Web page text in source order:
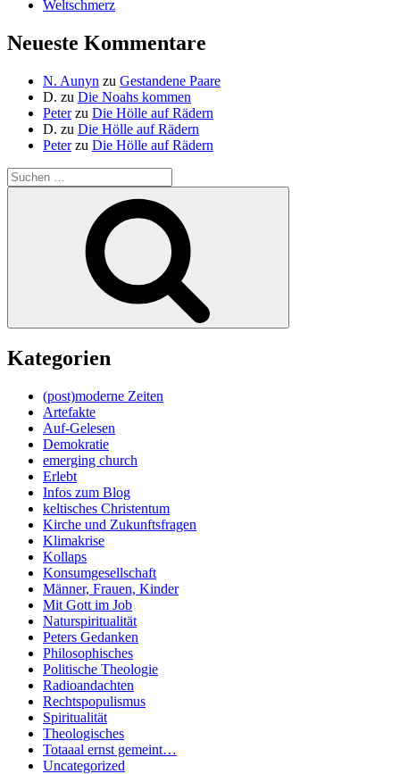
Weltschmerz
Neueste Kommentare
N. Aunyn zu Gestandene Paare
D. zu Die Noahs kommen
Peterzu Die Hölle auf Rädern
D. zu Die Hölle auf Rädern
Peterzu Die Hölle auf Rädern
Suche
nach:
Kategorien
(post)moderne Zeiten
Artefakte
Auf-Gelesen
Demokratie
emerging church
Erlebt
Infos zum Blog
keltisches Christentum
Kirche und Zukunftsfragen
Klimakrise
Kollaps
Konsumgesellschaft
Männer, Frauen, Kinder
Mit Gott im Job
Naturspiritualität
Peters Gedanken
Philosophisches
Politische Theologie
Radioandachten
Rechtspopulismus
Spiritualität
Theologisches
Totaaal ernst gemeint…
Uncategorized